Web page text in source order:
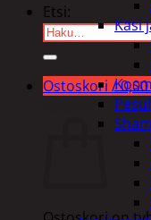
Etsi:
Ostoskori /0,00
Käsi